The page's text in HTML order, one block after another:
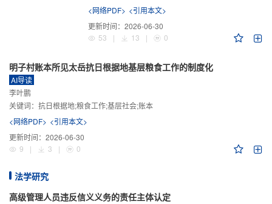
<网络PDF> <引用本文>
更新时间： 2026-06-30
53
| 13 | 0
明子村账本所见太岳抗日根据地基层粮食工作的制度化
AI导读
李叶鹏
关键词： 抗日根据地;粮食工作;基层社会;账本
<网络PDF> <引用本文>
更新时间： 2026-06-30
9
| 3 | 0
法学研究
高级管理人员违反信义义务的责任主体认定